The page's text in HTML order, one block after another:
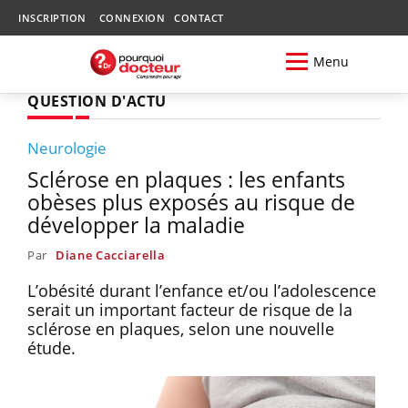
INSCRIPTION CONNEXION CONTACT
Menu
QUESTION D'ACTU
Neurologie
Sclérose en plaques : les enfants
obèses plus exposés au risque de
développer la maladie
Par Diane Cacciarella
L’obésité durant l’enfance et/ou l’adolescence
serait un important facteur de risque de la
sclérose en plaques, selon une nouvelle
étude.